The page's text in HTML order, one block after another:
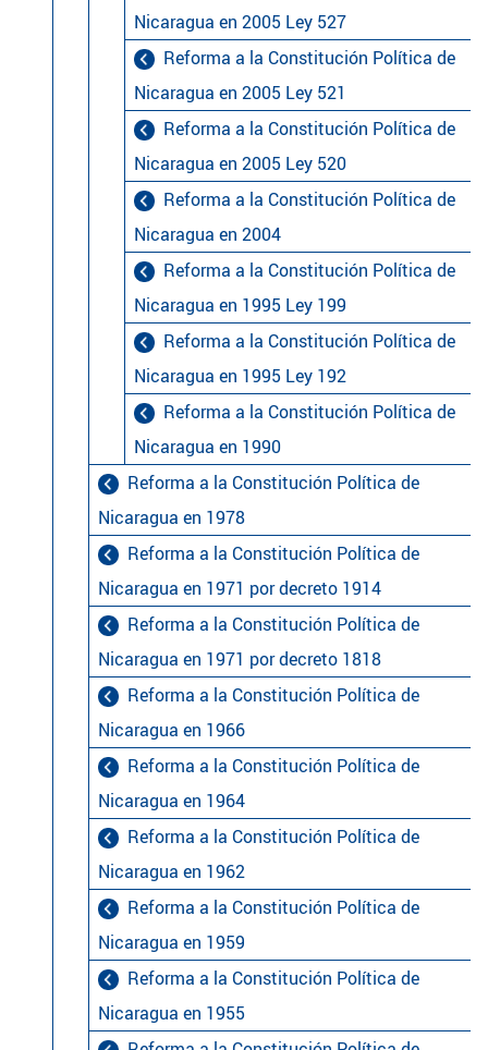
Nicaragua en 2005 Ley 527
Reforma a la Constitución Política de
Nicaragua en 2005 Ley 521
Reforma a la Constitución Política de
Nicaragua en 2005 Ley 520
Reforma a la Constitución Política de
Nicaragua en 2004
Reforma a la Constitución Política de
Nicaragua en 1995 Ley 199
Reforma a la Constitución Política de
Nicaragua en 1995 Ley 192
Reforma a la Constitución Política de
Nicaragua en 1990
Reforma a la Constitución Política de
Nicaragua en 1978
Reforma a la Constitución Política de
Nicaragua en 1971 por decreto 1914
Reforma a la Constitución Política de
Nicaragua en 1971 por decreto 1818
Reforma a la Constitución Política de
Nicaragua en 1966
Reforma a la Constitución Política de
Nicaragua en 1964
Reforma a la Constitución Política de
Nicaragua en 1962
Reforma a la Constitución Política de
Nicaragua en 1959
Reforma a la Constitución Política de
Nicaragua en 1955